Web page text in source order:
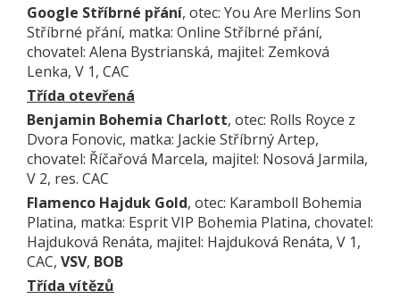
Google Stříbrné přání, otec: You Are Merlins Son
Stříbrné přání, matka: Online Stříbrné přání,
chovatel: Alena Bystrianská, majitel: Zemková
Lenka, V 1, CAC
Třída otevřená
Benjamin Bohemia Charlott, otec: Rolls Royce z
Dvora Fonovic, matka: Jackie Stříbrný Artep,
chovatel: Říčařová Marcela, majitel: Nosová Jarmila,
V 2, res. CAC
Flamenco Hajduk Gold, otec: Karamboll Bohemia
Platina, matka: Esprit VIP Bohemia Platina, chovatel:
Hajduková Renáta, majitel: Hajduková Renáta, V 1,
CAC, VSV, BOB
Třída vítězů